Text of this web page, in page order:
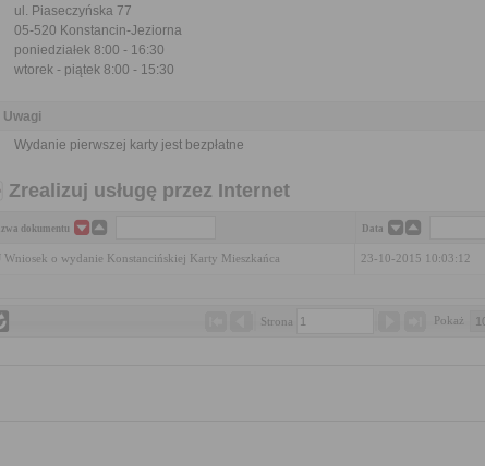
ul. Piaseczyńska 77
05-520 Konstancin-Jeziorna
poniedziałek 8:00 - 16:30
wtorek - piątek 8:00 - 15:30
Uwagi
Wydanie pierwszej karty jest bezpłatne
Zrealizuj usługę przez Internet
dokumentu Data
Wniosek o wydanie Konstancińskiej Karty Mieszkańca 23-10-2015 10:03:12
Strona Pokaż